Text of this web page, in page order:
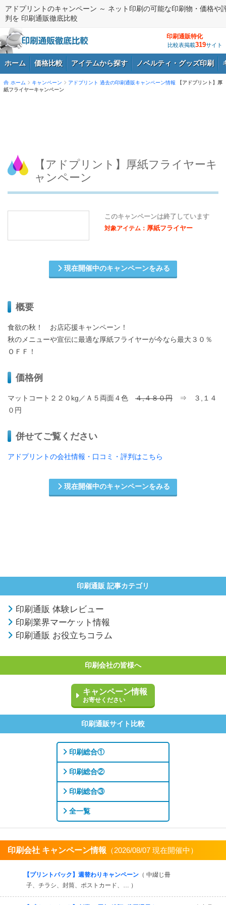
アドプリントのキャンペーン ～ ネット印刷の可能な印刷物・価格や
判を 印刷通販徹底比較
印刷通販特化
比較表掲載319サイト
ホーム 価格比較 アイテムから探す ノベルティ・グッズ印刷
ホーム キャンペーン アドプリント 過去の印刷通販キャンペーン情報
【アドプリント】厚
紙フライヤーキャンペーン
【アドプリント】厚紙フライヤーキ
ャンペーン
このキャンペーンは終了しています
対象アイテム： 厚紙フライヤー
現在開催中のキャンペーンをみる
概要
食欲の秋！ お店応援キャンペーン！
秋のメニューや宣伝に最適な厚紙フライヤーが今なら最大３０％
ＯＦＦ！
価格例
マットコート２２０kg／Ａ５両面４色 ４,４８０円 ⇒ ３,１４
０円
併せてご覧ください
アドプリントの会社情報・口コミ・評判はこちら
現在開催中のキャンペーンをみる
印刷通販 記事カテゴリ
印刷通販 体験レビュー
印刷業界マーケット情報
印刷通販 お役立ちコラム
印刷会社の皆様へ
キャンペーン情報
お寄せください
印刷通販サイト比較
印刷総合①
印刷総合②
印刷総合③
全一覧
印刷会社 キャンペーン情報 （2026/08/07 現在開催中）
【プリントパック】週替わりキャンペーン （ 中綴じ冊
子、チラシ、封筒、ポストカード、… ）